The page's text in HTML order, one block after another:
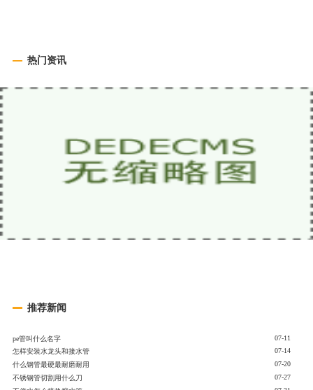
热门资讯
推荐新闻
pe管叫什么名字
07-11
怎样安装水龙头和接水管
07-14
什么钢管最硬最耐磨耐用
07-20
不锈钢管切割用什么刀
07-27